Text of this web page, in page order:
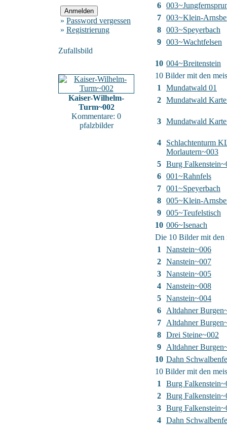
» Password vergessen
» Registrierung
Zufallsbild
Kaiser-Wilhelm-
Turm~002
Kommentare: 0
pfalzbilder
6
7 003~Klein-
8 003~Speyerbach
9 003~Wachtfelsen
10 004~Breitenstein
10 Bilder mit den
1
Mundatwald 01
2 Mundatwald Karte
3 Mundatwald
4
Schlachtenturm
Morlautern~003
5 Burg
6 001~Rahnfels
7 001~Speyerbach
8 005~Klein-
9 005~Teufelstisch
10 006~Isenach
Die 10 Bilder mit den
1
Nanstein~006
2 Nanstein~007
3 Nanstein~005
4 Nanstein~008
5 Nanstein~004
6
Altdahner
7
Altdahner
8 Drei Steine~002
9
Altdahner
10 Dahn
10 Bilder mit den
1
Burg
2 Burg
3 Burg
4 Dahn